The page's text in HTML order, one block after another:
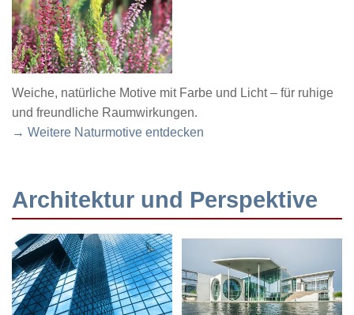
Weiche, natürliche Motive mit Farbe und Licht – für ruhige
und freundliche Raumwirkungen.
→ Weitere Naturmotive entdecken
Architektur und Perspektive